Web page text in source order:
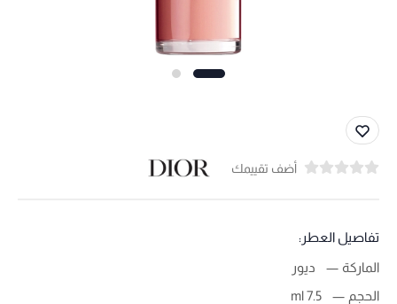
أضف تقييمك
تفاصيل العطر:
الماركة
ديور
الحجم
7.5 ml